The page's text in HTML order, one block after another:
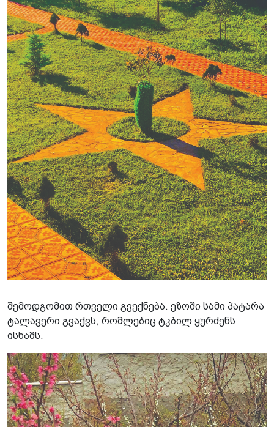
შემოდგომით რთველი გვექნება. ეზოში სამი პატარა
ტალავერი გვაქვს, რომლებიც ტკბილ ყურძენს
ისხამს.